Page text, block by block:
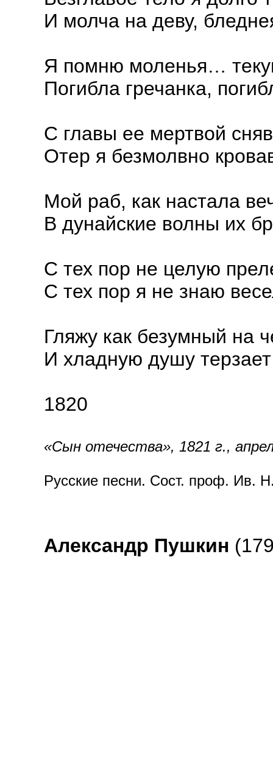
И молча на деву,
Я помню моленья…
Погибла гречанка,
С главы ее мертвой
Отер я безмолвно
Мой раб, как настала
В дунайские волны их
С тех пор не целую
С тех пор я не знаю
Гляжу как безумный на
И хладную душу
1820
«Сын отечества», 1821 г.,
Русские песни. Сост. проф. Ив.
Александр Пушкин